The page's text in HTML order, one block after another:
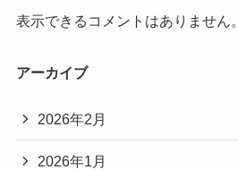
表示できるコメントはありません。
アーカイブ
2026年2月
2026年1月